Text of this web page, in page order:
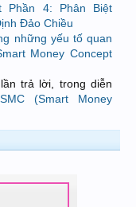
Phần 4: Phân Biệt
Đảo Chiều
những yếu tố quan
Money Concept
trả lời, trong diễn
(Smart Money